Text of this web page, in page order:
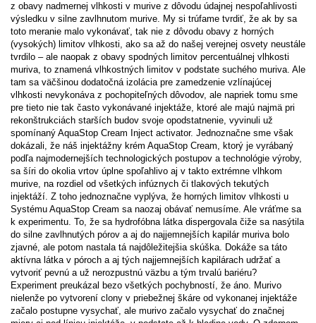
z obavy nadmernej vlhkosti v murive z dôvodu údajnej nespoľahlivosti
výsledku v silne zavlhnutom murive. My si trúfame tvrdiť, že ak by sa
toto meranie malo vykonávať, tak nie z dôvodu obavy z horných
(vysokých) limitov vlhkosti, ako sa až do našej verejnej osvety neustále
tvrdilo – ale naopak z obavy spodných limitov percentuálnej vlhkosti
muriva, to znamená vlhkostných limitov v podstate suchého muriva. Ale
tam sa väčšinou dodatočná izolácia pre zamedzenie vzlínajúcej
vlhkosti nevykonáva z pochopiteľných dôvodov, ale napriek tomu sme
pre tieto nie tak často vykonávané injektáže, ktoré ale majú najmä pri
rekonštrukciách starších budov svoje opodstatnenie, vyvinuli už
spomínaný AquaStop Cream Inject activator. Jednoznačne sme však
dokázali, že náš injektážny krém AquaStop Cream, ktorý je vyrábaný
podľa najmodernejších technologických postupov a technológie výroby,
sa šíri do okolia vrtov úplne spoľahlivo aj v takto extrémne vlhkom
murive, na rozdiel od všetkých infúznych či tlakových tekutých
injektáží. Z toho jednoznačne vyplýva, že horných limitov vlhkosti u
Systému AquaStop Cream sa naozaj obávať nemusíme. Ale vráťme sa
k experimentu. To, že sa hydrofóbna látka dispergovala čiže sa nasýtila
do silne zavlhnutých pórov a aj do najjemnejších kapilár muriva bolo
zjavné, ale potom nastala tá najdôležitejšia skúška. Dokáže sa táto
aktívna látka v póroch a aj tých najjemnejších kapilárach udržať a
vytvoriť pevnú a už nerozpustnú väzbu a tým trvalú bariéru?
Experiment preukázal bezo všetkých pochybností, že áno. Murivo
nielenže po vytvorení clony v priebežnej škáre od vykonanej injektáže
začalo postupne vysychať, ale murivo začalo vysychať do značnej